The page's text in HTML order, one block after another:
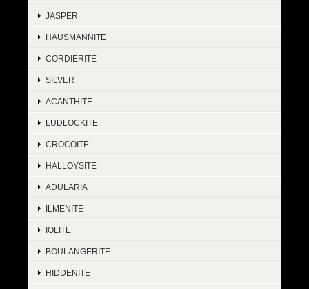
JASPER
HAUSMANNITE
CORDIERITE
SILVER
ACANTHITE
LUDLOCKITE
CROCOITE
HALLOYSITE
ADULARIA
ILMENITE
IOLITE
BOULANGERITE
HIDDENITE